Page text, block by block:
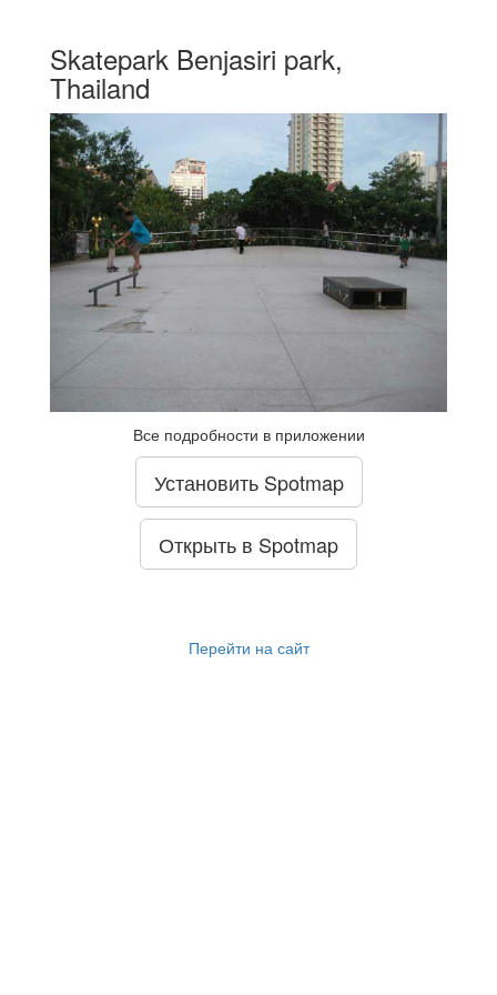
Skatepark Benjasiri park,
Thailand
Все подробности в приложении
Установить Spotmap
Открыть в Spotmap
Перейти на сайт